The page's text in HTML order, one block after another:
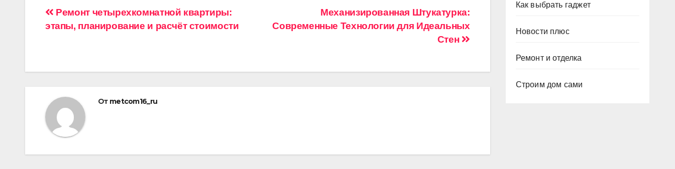
Навигация
Механизированная Штукатурка:
Современные Технологии для Идеальных
Стен
Ремонт четырехкомнатной квартиры:
этапы, планирование и расчёт стоимости
От metcom16_ru
Как выбрать гаджет
Новости плюс
Ремонт и отделка
Строим дом сами